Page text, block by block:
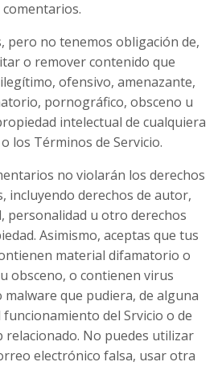
comentarios.
pero no tenemos obligación de,
o remover contenido que
ofensivo, amenazante,
pornográfico, obsceno u
intelectual de cualquiera
los Términos de Servicio.
no violarán los derechos
incluyendo derechos de autor,
personalidad u otro derechos
Asimismo, aceptas que tus
material difamatorio o
obsceno, o contienen virus
que pudiera, de alguna
del Srvicio o de
relacionado. No puedes utilizar
electrónico falsa, usar otra